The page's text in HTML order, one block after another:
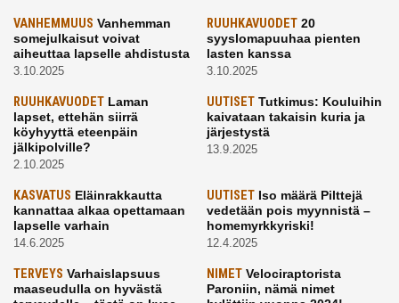
VANHEMMUUS Vanhemman
somejulkaisut voivat
aiheuttaa lapselle ahdistusta
3.10.2025
RUUHKAVUODET20
syyslomapuuhaa pienten
lasten kanssa
3.10.2025
RUUHKAVUODET Laman
lapset, ettehän siirrä
köyhyyttä eteenpäin
jälkipolville?
2.10.2025
UUTISETTutkimus: Kouluihin
kaivataan takaisin kuria ja
järjestystä
13.9.2025
KASVATUS Eläinrakkautta
kannattaa alkaa opettamaan
lapselle varhain
14.6.2025
UUTISETIso määrä Pilttejä
vedetään pois myynnistä –
homemyrkkyriski!
12.4.2025
TERVEYS Varhaislapsuus
maaseudulla on hyvästä
NIMETVelociraptorista
Paroniin, nämä nimet